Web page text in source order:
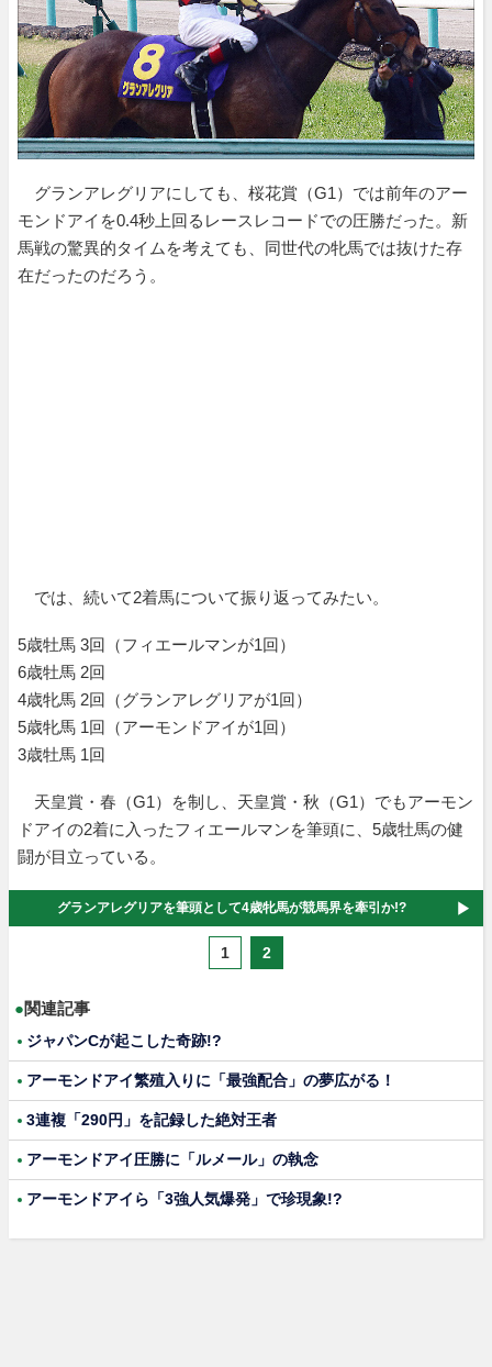
グランアレグリアにしても、桜花賞（G1）では前年のアー
モンドアイを0.4秒上回るレースレコードでの圧勝だった。新
馬戦の驚異的タイムを考えても、同世代の牝馬では抜けた存
在だったのだろう。
では、続いて2着馬について振り返ってみたい。
5歳牡馬 3回（フィエールマンが1回）
6歳牡馬 2回
4歳牝馬 2回（グランアレグリアが1回）
5歳牝馬 1回（アーモンドアイが1回）
3歳牡馬 1回
天皇賞・春（G1）を制し、天皇賞・秋（G1）でもアーモン
ドアイの2着に入ったフィエールマンを筆頭に、5歳牡馬の健
闘が目立っている。
グランアレグリアを筆頭として4歳牝馬が競馬界を牽引か!?
1 2
●関連記事
ジャパンCが起こした奇跡!?
アーモンドアイ繁殖入りに「最強配合」の夢広がる！
3連複「290円」を記録した絶対王者
アーモンドアイ圧勝に「ルメール」の執念
アーモンドアイら「3強人気爆発」で珍現象!?